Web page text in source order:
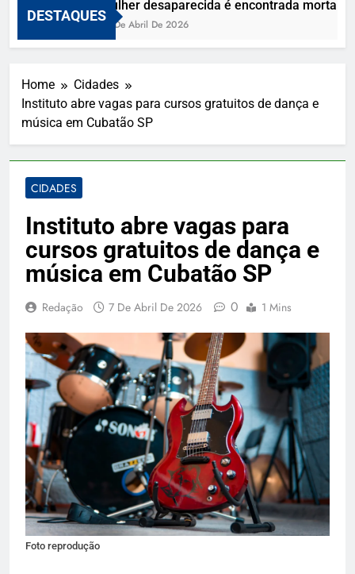
DESTAQUES
Mulher desaparecida é encontrada morta e
10 De Abril De 2026
Home
Cidades
Instituto abre vagas para cursos gratuitos de dança e
música em Cubatão SP
CIDADES
Instituto abre vagas para
cursos gratuitos de dança e
música em Cubatão SP
Redação 7 De Abril De 2026 0 1 Mins
Foto reprodução